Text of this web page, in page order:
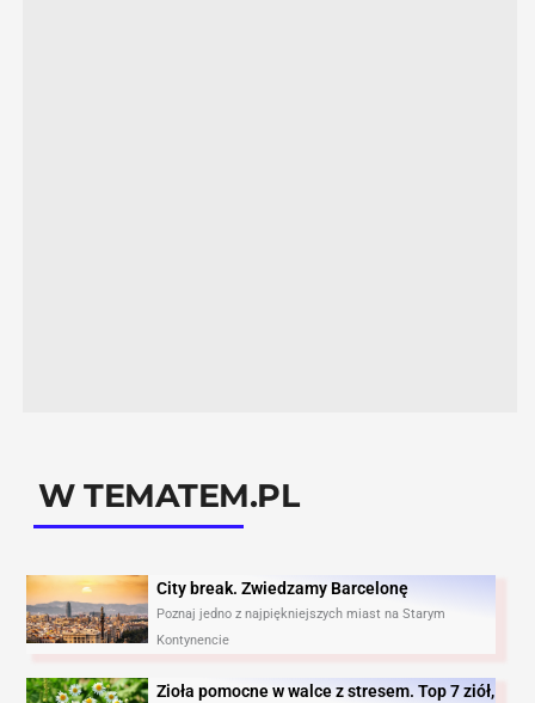
W TEMATEM.PL
City break. Zwiedzamy Barcelonę​
Poznaj jedno z najpiękniejszych miast na Starym
Kontynencie
Zioła pomocne w walce z stresem. Top 7 ziół,